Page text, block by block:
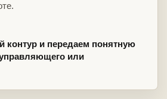
контур и передаем понятную
или